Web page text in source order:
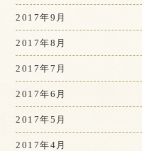
2017年9月
2017年8月
2017年7月
2017年6月
2017年5月
2017年4月